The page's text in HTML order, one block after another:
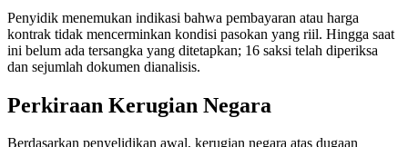
Penyidik menemukan indikasi bahwa pembayaran atau harga
kontrak tidak mencerminkan kondisi pasokan yang riil. Hingga saat
ini belum ada tersangka yang ditetapkan; 16 saksi telah diperiksa
dan sejumlah dokumen dianalisis.
Perkiraan Kerugian Negara
Berdasarkan penyelidikan awal, kerugian negara atas dugaan